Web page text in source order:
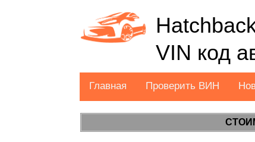
VIN код
Главная Проверить ВИН